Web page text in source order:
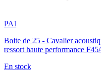
PAI
Boite de 25 - Cavalier
ressort haute performance
En stock